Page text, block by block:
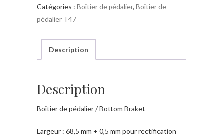
pédalier
T47
INOX
-
50.8mm
Catégories : Boîtier de pédalier, Boîtier de
pédalier T47
Description
Description
Boîtier de pédalier / Bottom Braket
Largeur : 68,5 mm + 0,5 mm pour rectification